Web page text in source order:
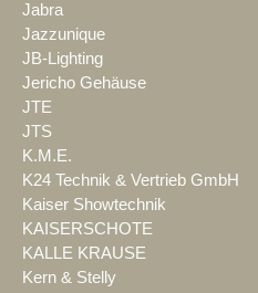
Jabra
Jazzunique
JB-Lighting
Jericho Gehäuse
JTE
JTS
K.M.E.
K24 Technik & Vertrieb GmbH
Kaiser Showtechnik
KAISERSCHOTE
KALLE KRAUSE
Kern & Stelly